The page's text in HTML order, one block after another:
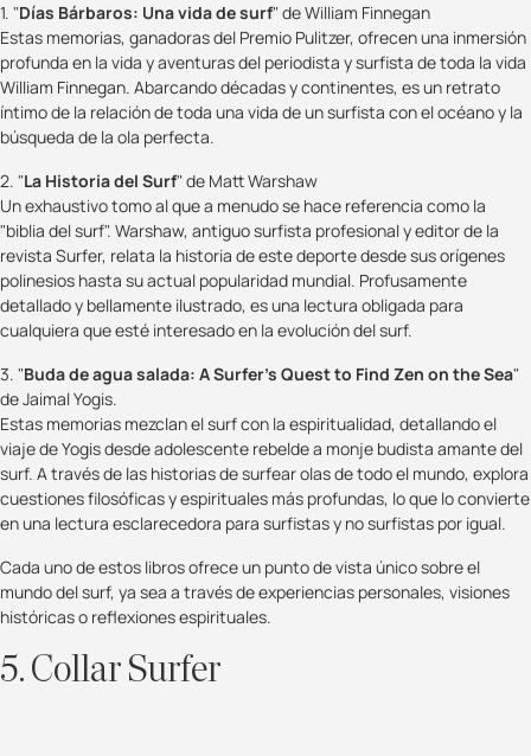
1. "Días Bárbaros: Una vida de surf" de William Finnegan
Estas memorias, ganadoras del Premio Pulitzer, ofrecen una inmersión
profunda en la vida y aventuras del periodista y surfista de toda la vida
William Finnegan. Abarcando décadas y continentes, es un retrato
íntimo de la relación de toda una vida de un surfista con el océano y la
búsqueda de la ola perfecta.
2. "La Historia del Surf" de Matt Warshaw
Un exhaustivo tomo al que a menudo se hace referencia como la
"biblia del surf". Warshaw, antiguo surfista profesional y editor de la
revista Surfer, relata la historia de este deporte desde sus orígenes
polinesios hasta su actual popularidad mundial. Profusamente
detallado y bellamente ilustrado, es una lectura obligada para
cualquiera que esté interesado en la evolución del surf.
3. "Buda de agua salada: A Surfer's Quest to Find Zen on the Sea"
de Jaimal Yogis.
Estas memorias mezclan el surf con la espiritualidad, detallando el
viaje de Yogis desde adolescente rebelde a monje budista amante del
surf. A través de las historias de surfear olas de todo el mundo, explora
cuestiones filosóficas y espirituales más profundas, lo que lo convierte
en una lectura esclarecedora para surfistas y no surfistas por igual.
Cada uno de estos libros ofrece un punto de vista único sobre el
mundo del surf, ya sea a través de experiencias personales, visiones
históricas o reflexiones espirituales.
5. Collar Surfer